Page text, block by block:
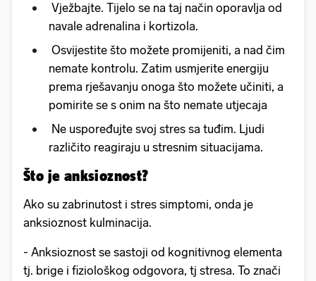
Vježbajte. Tijelo se na taj način oporavlja od
navale adrenalina i kortizola.
Osvijestite što možete promijeniti, a nad čim
nemate kontrolu. Zatim usmjerite energiju
prema rješavanju onoga što možete učiniti, a
pomirite se s onim na što nemate utjecaja
Ne uspoređujte svoj stres sa tuđim. Ljudi
različito reagiraju u stresnim situacijama.
Što je anksioznost?
Ako su zabrinutost i stres simptomi, onda je
anksioznost kulminacija.
- Anksioznost se sastoji od kognitivnog elementa
tj. brige i fiziološkog odgovora, tj stresa. To znači